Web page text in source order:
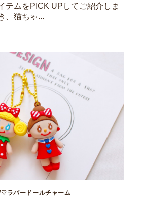
テムをPICK UPしてご紹介しま
、猫ちゃ...
ラバードールチャーム